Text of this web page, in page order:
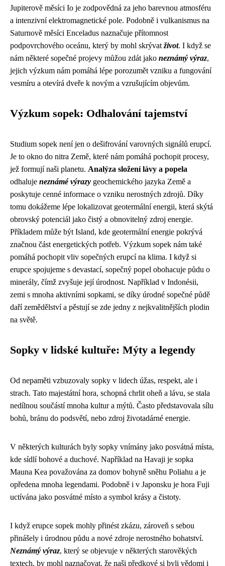
Jupiterově měsíci Io je zodpovědná za jeho barevnou atmosféru
a intenzivní elektromagnetické pole. Podobně i vulkanismus na
Saturnově měsíci Enceladus naznačuje přítomnost
podpovrchového oceánu, který by mohl skrývat život. I když se
nám některé sopečné projevy můžou zdát jako neznámý výraz,
jejich výzkum nám pomáhá lépe porozumět vzniku a fungování
vesmíru a otevírá dveře k novým a vzrušujícím objevům.
Výzkum sopek: Odhalování tajemství
Studium sopek není jen o dešifrování varovných signálů erupcí.
Je to okno do nitra Země, které nám pomáhá pochopit procesy,
jež formují naši planetu. Analýza složení lávy a popela
odhaluje neznámé výrazy geochemického jazyka Země a
poskytuje cenné informace o vzniku nerostných zdrojů. Díky
tomu dokážeme lépe lokalizovat geotermální energii, která skýtá
obrovský potenciál jako čistý a obnovitelný zdroj energie.
Příkladem může být Island, kde geotermální energie pokrývá
značnou část energetických potřeb. Výzkum sopek nám také
pomáhá pochopit vliv sopečných erupcí na klima. I když si
erupce spojujeme s devastací, sopečný popel obohacuje půdu o
minerály, čímž zvyšuje její úrodnost. Například v Indonésii,
zemi s mnoha aktivními sopkami, se díky úrodné sopečné půdě
daří zemědělství a pěstují se zde jedny z nejkvalitnějších plodin
na světě.
Sopky v lidské kultuře: Mýty a legendy
Od nepaměti vzbuzovaly sopky v lidech úžas, respekt, ale i
strach. Tato majestátní hora, schopná chrlit oheň a lávu, se stala
nedílnou součástí mnoha kultur a mýtů. Často představovala sílu
bohů, bránu do podsvětí, nebo zdroj životadárné energie.
V některých kulturách byly sopky vnímány jako posvátná místa,
kde sídlí bohové a duchové. Například na Havaji je sopka
Mauna Kea považována za domov bohyně sněhu Poliahu a je
opředena mnoha legendami. Podobně i v Japonsku je hora Fuji
uctívána jako posvátné místo a symbol krásy a čistoty.
I když erupce sopek mohly přinést zkázu, zároveň s sebou
přinášely i úrodnou půdu a nové zdroje nerostného bohatství.
Neznámý výraz, který se objevuje v některých starověkých
textech, by mohl naznačovat, že naši předkové si byli vědomi i